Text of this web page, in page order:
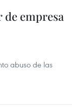
empresa
abuso de las